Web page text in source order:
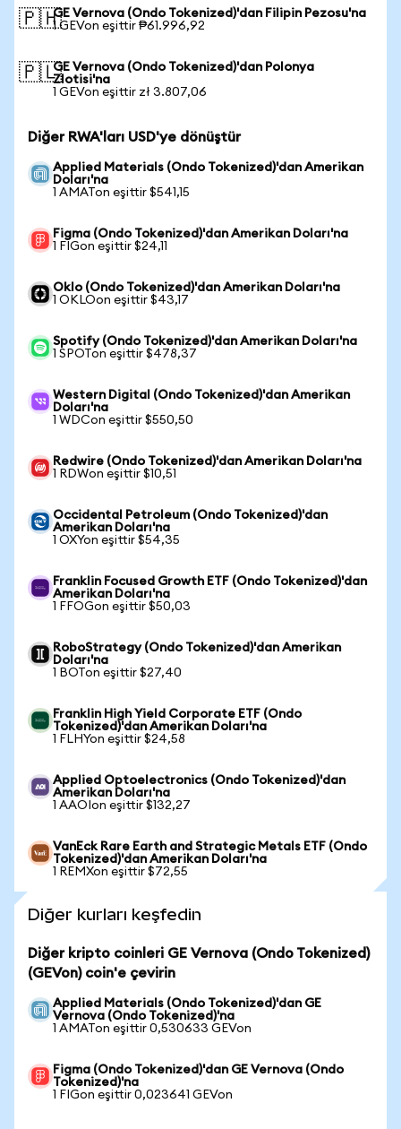
🇵🇭GE Vernova (Ondo Tokenized)'dan Filipin Pezosu'na
1 GEVon eşittir ₱61.996,92
🇵🇱GE Vernova (Ondo Tokenized)'dan Polonya
Zlotisi'na
1 GEVon eşittir zł 3.807,06
Diğer RWA'ları USD'ye dönüştür
Applied Materials (Ondo Tokenized)'dan Amerikan
Doları'na
1 AMATon eşittir $541,15
Figma (Ondo Tokenized)'dan Amerikan Doları'na
1 FIGon eşittir $24,11
Oklo (Ondo Tokenized)'dan Amerikan Doları'na
1 OKLOon eşittir $43,17
Spotify (Ondo Tokenized)'dan Amerikan Doları'na
1 SPOTon eşittir $478,37
Western Digital (Ondo Tokenized)'dan Amerikan
Doları'na
1 WDCon eşittir $550,50
Redwire (Ondo Tokenized)'dan Amerikan Doları'na
1 RDWon eşittir $10,51
Occidental Petroleum (Ondo Tokenized)'dan
Amerikan Doları'na
1 OXYon eşittir $54,35
Franklin Focused Growth ETF (Ondo Tokenized)'dan
Amerikan Doları'na
1 FFOGon eşittir $50,03
RoboStrategy (Ondo Tokenized)'dan Amerikan
Doları'na
1 BOTon eşittir $27,40
Franklin High Yield Corporate ETF (Ondo
Tokenized)'dan Amerikan Doları'na
1 FLHYon eşittir $24,58
Applied Optoelectronics (Ondo Tokenized)'dan
Amerikan Doları'na
1 AAOIon eşittir $132,27
VanEck Rare Earth and Strategic Metals ETF (Ondo
Tokenized)'dan Amerikan Doları'na
1 REMXon eşittir $72,55
Diğer kurları keşfedin
Diğer kripto coinleri GE Vernova (Ondo Tokenized)
(GEVon) coin'e çevirin
Applied Materials (Ondo Tokenized)'dan GE
Vernova (Ondo Tokenized)'na
1 AMATon eşittir 0,530633 GEVon
Figma (Ondo Tokenized)'dan GE Vernova (Ondo
Tokenized)'na
1 FIGon eşittir 0,023641 GEVon